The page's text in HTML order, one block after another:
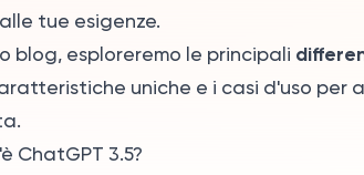
tue esigenze.
blog, esploreremo le principali
uniche e i casi d'uso
ChatGPT 3.5?